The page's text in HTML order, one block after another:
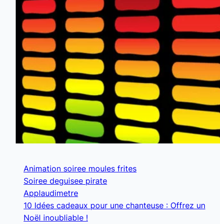
Animation soiree moules frites
Soiree deguisee pirate
Applaudimetre
10 Idées cadeaux pour une chanteuse : Offrez un
Noël inoubliable !